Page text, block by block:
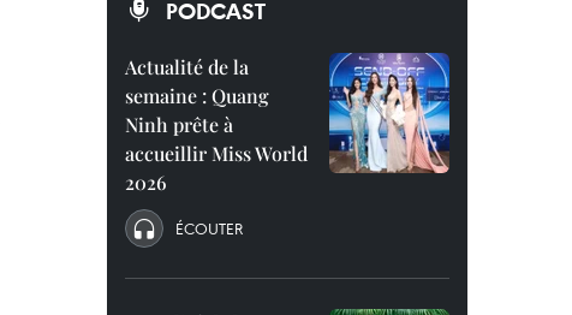
PODCAST
Actualité de la
semaine : Quang
Ninh prête à
accueillir Miss World
2026
ÉCOUTER